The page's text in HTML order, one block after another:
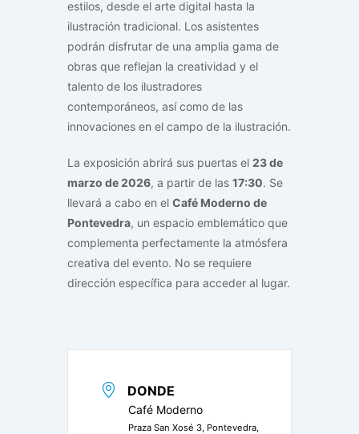
estilos, desde el arte digital hasta la
ilustración tradicional. Los asistentes
podrán disfrutar de una amplia gama de
obras que reflejan la creatividad y el
talento de los ilustradores
contemporáneos, así como de las
innovaciones en el campo de la ilustración.
La exposición abrirá sus puertas el 23 de
marzo de 2026, a partir de las 17:30. Se
llevará a cabo en el Café Moderno de
Pontevedra, un espacio emblemático que
complementa perfectamente la atmósfera
creativa del evento. No se requiere
dirección específica para acceder al lugar.
DONDE
Café Moderno
Praza San Xosé 3, Pontevedra,